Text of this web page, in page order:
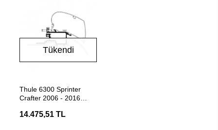
Tükendi
Thule 6300 Sprinter
Crafter 2006 - 2016
14.475,51 TL